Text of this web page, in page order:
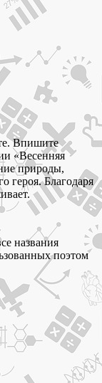
Впишите
«Весенняя
природы,
героя. Благодаря
названия
поэтом